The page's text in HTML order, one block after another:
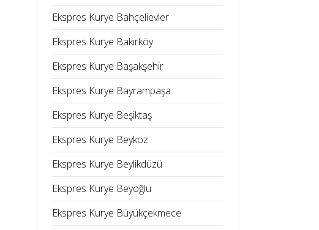
Ekspres Kurye Bahçelievler
Ekspres Kurye Bakırköy
Ekspres Kurye Başakşehir
Ekspres Kurye Bayrampaşa
Ekspres Kurye Beşiktaş
Ekspres Kurye Beykoz
Ekspres Kurye Beylikdüzü
Ekspres Kurye Beyoğlu
Ekspres Kurye Büyükçekmece